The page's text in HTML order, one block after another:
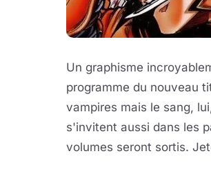
Un graphisme
programme du nouveau
vampires mais le sang,
s'invitent aussi dans les
volumes seront sortis.